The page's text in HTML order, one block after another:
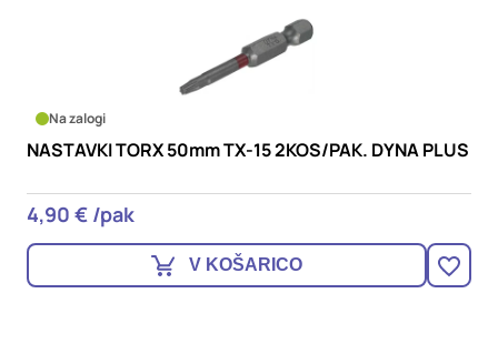
Na zalogi
NASTAVKI TORX 50mm TX-15 2KOS/PAK. DYNA PLUS
4,90 € /pak
V KOŠARICO